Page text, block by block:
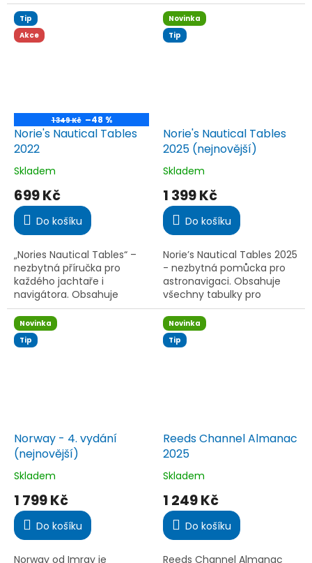
Mull of Kintyre po
Ardnamurchan na
západním pobřeží Skotska.
Přístavy,...
údajů, předpisů i počasí pro
roky 2025/26. Vydání...
Tip
Akce
1 349 Kč –48 %
Norie's Nautical Tables
2022
Průměrné
hodnocení
produktu
je
5,0
5
hvězdiček.
Skladem
699 Kč
Do košíku
„Nories Nautical Tables“ –
nezbytná příručka pro
každého jachtaře i
navigátora. Obsahuje
tabulky, výpočty a data
potřebná pro přesnou
námořní navigaci a
plánování plaveb.
Novinka
Tip
Norie's Nautical Tables
2025 (nejnovější)
Průměrné
hodnocení
produktu
je
5,0
5
hvězdiček.
Skladem
1 399 Kč
Do košíku
Norie’s Nautical Tables 2025
- nezbytná pomůcka pro
astronavigaci. Obsahuje
všechny tabulky pro
pobřežní i oceánskou
plavbu, moderní výpočty i
záložní metody bez
elektroniky.
Novinka
Tip
Norway - 4. vydání
(nejnovější)
Průměrné
hodnocení
produktu
je
5,0
5
Skladem
1 799 Kč
Do košíku
Norway od Imray je
Novinka
Tip
Reeds Channel Almanac
2025
Průměrné
hodnocení
produktu
je
5,0
5
Skladem
1 249 Kč
Do košíku
Reeds Channel Almanac